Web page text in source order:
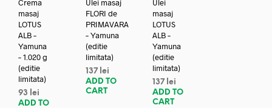
Crema
masaj
LOTUS
ALB –
Yamuna
– 1.020 g
(editie
limitata)
93
lei
ADD TO
Ulei masaj
FLORI de
PRIMAVARA
– Yamuna
(editie
limitata)
137 lei
ADD TO
CART
Ulei
masaj
LOTUS
ALB –
Yamuna
(editie
limitata)
137 lei
ADD TO
CART